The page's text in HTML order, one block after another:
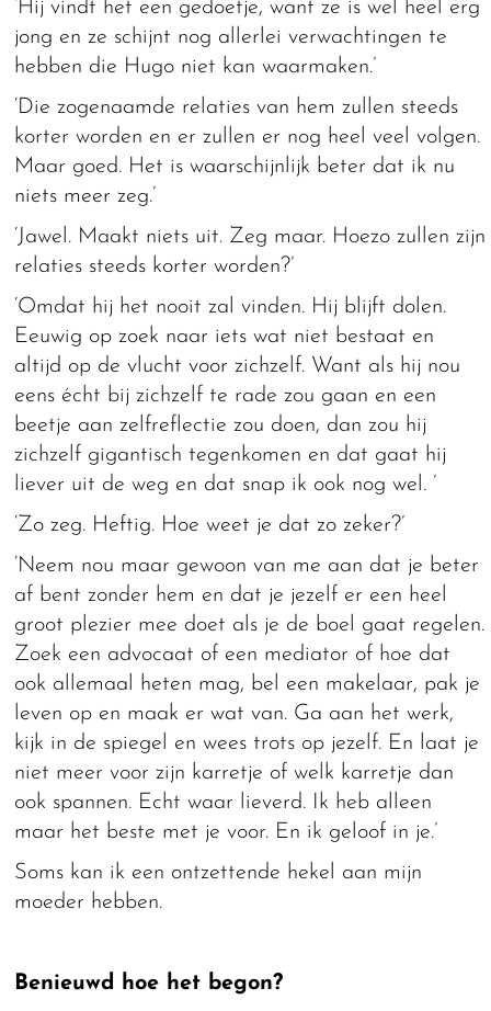
‘Hij vindt het een gedoetje, want ze is wel heel erg
jong en ze schijnt nog allerlei verwachtingen te
hebben die Hugo niet kan waarmaken.’
‘Die zogenaamde relaties van hem zullen steeds
korter worden en er zullen er nog heel veel volgen.
Maar goed. Het is waarschijnlijk beter dat ik nu
niets meer zeg.’
‘Jawel. Maakt niets uit. Zeg maar. Hoezo zullen zijn
relaties steeds korter worden?’
‘Omdat hij het nooit zal vinden. Hij blijft dolen.
Eeuwig op zoek naar iets wat niet bestaat en
altijd op de vlucht voor zichzelf. Want als hij nou
eens écht bij zichzelf te rade zou gaan en een
beetje aan zelfreflectie zou doen, dan zou hij
zichzelf gigantisch tegenkomen en dat gaat hij
liever uit de weg en dat snap ik ook nog wel. ’
‘Zo zeg. Heftig. Hoe weet je dat zo zeker?’
‘Neem nou maar gewoon van me aan dat je beter
af bent zonder hem en dat je jezelf er een heel
groot plezier mee doet als je de boel gaat regelen.
Zoek een advocaat of een mediator of hoe dat
ook allemaal heten mag, bel een makelaar, pak je
leven op en maak er wat van. Ga aan het werk,
kijk in de spiegel en wees trots op jezelf. En laat je
niet meer voor zijn karretje of welk karretje dan
ook spannen. Echt waar lieverd. Ik heb alleen
maar het beste met je voor. En ik geloof in je.’
Soms kan ik een ontzettende hekel aan mijn
moeder hebben.
Benieuwd hoe het begon?